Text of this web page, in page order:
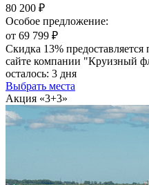
80 200 ₽
Особое предложение:
от 69 799 ₽
Скидка 13%
сайте компании "Круизный
осталось: 3 дня
Выбрать места
Акция «3+3»